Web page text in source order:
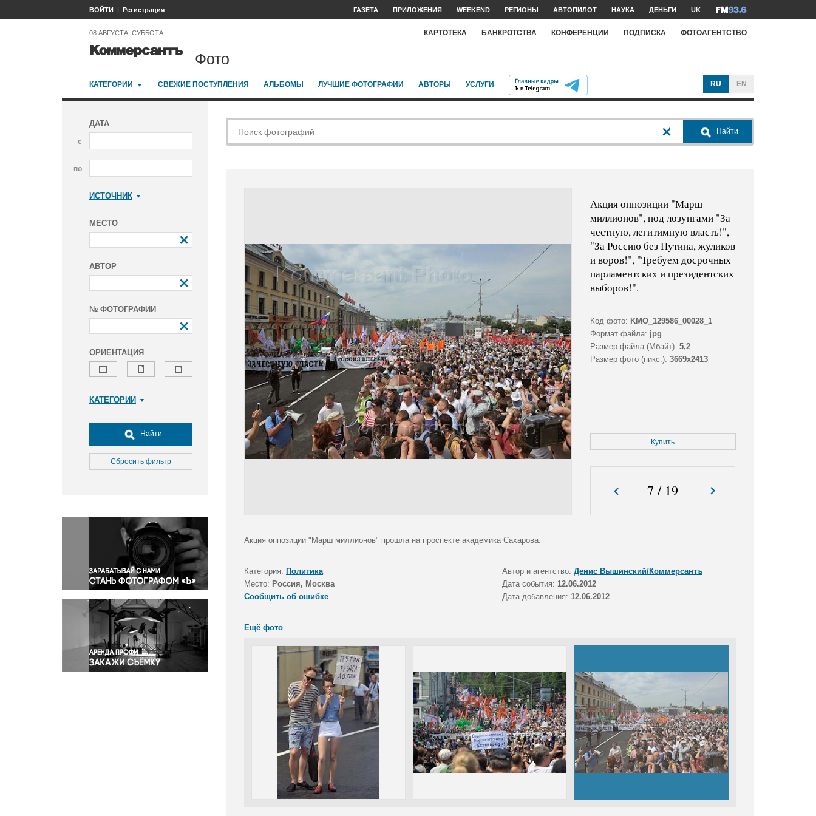
ВОЙТИ Регистрация ГАЗЕТА ПРИЛОЖЕНИЯ WEEKEND РЕГИОНЫ АВТОПИЛОТ НАУКА ДЕНЬГИ UK
08 АВГУСТА, СУББОТА КАРТОТЕКА БАНКРОТСТВА КОНФЕРЕНЦИИ ПОДПИСКА ФОТОАГЕНТСТВО
Фото
КАТЕГОРИИ СВЕЖИЕ ПОСТУПЛЕНИЯ АЛЬБОМЫ ЛУЧШИЕ ФОТОГРАФИИ АВТОРЫ УСЛУГИ RU EN
ДАТА
с
по
ИСТОЧНИК
МЕСТО
АВТОР
№ ФОТОГРАФИИ
ОРИЕНТАЦИЯ
КАТЕГОРИИ
Досуг, туризм и отдых
Культура
Медицина
Окружающая среда
Политика
Правосудие
Происшествия и конфликты
Религия
Светская жизнь
Спорт
Экология
Экономика и бизнес
Найти
Сбросить фильтр
Найти
Акция оппозиции "Марш
миллионов", под лозунгами "За
честную, легитимную власть!",
"За Россию без Путина, жуликов
и воров!", "Требуем досрочных
парламентских и президентских
выборов!".
Код фото: KMO_129586_00028_1
Формат файла: jpg
Размер файла (Мбайт): 5,2
Размер фото (пикс.): 3669x2413
Купить
7 / 19
Акция оппозиции "Марш миллионов" прошла на проспекте академика Сахарова.
Категория: Политика Автор и агентство: Денис Вышинский/Коммерсантъ
Место: Россия, Москва Дата события: 12.06.2012
Сообщить об ошибке
Дата добавления: 12.06.2012
Ещё фото